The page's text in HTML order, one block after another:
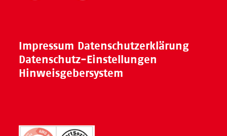
Impressum Datenschutzerklärung
Datenschutz-Einstellungen
Hinweisgebersystem